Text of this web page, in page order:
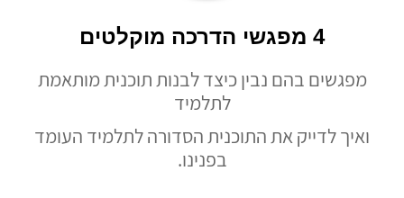
4 מפגשי הדרכה מוקלטים
מפגשים בהם נבין כיצד לבנות תוכנית מותאמת
לתלמיד
ואיך לדייק את התוכנית הסדורה לתלמיד העומד
בפנינו.